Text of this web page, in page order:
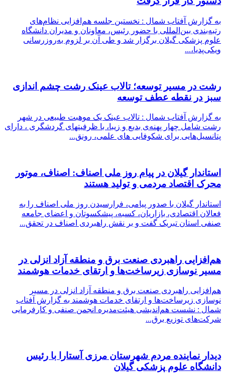
به گزارش آفتاب شمال : نخستین جلسه هم‌افزایی نظام‌های
رتبه‌بندی بین‌المللی با حضور رئیس، معاونان و مدیران دانشگاه
علوم پزشکی گیلان برگزار شد و طی آن بر لزوم به‌روزرسانی
ویکی‌پدیا،...
رشت در مسیر توسعه؛ تالاب عینک رشت چشم اندازی
سبز در نقطه عطف توسعه
به گزارش آفتاب شمال : تالاب عینک یک موهبت طبیعی در شهر
رشت شامل چهار پهنه‌ی بدیع و زیبا، با ظرفیتهای گردشگری ، دارای
پتانسیل‌هایی برای شکوفایی های علمی، رونق...
استاندار گیلان در پیام روز ملی اصناف: اصناف، موتور
محرک اقتصاد مردمی و تولید هستند
استاندار گیلان با صدور پیامی، فرارسیدن روز ملی اصناف را به
فعالان اقتصادی، بازاریان، کسبه، پیشکسوتان و اعضای جامعه
صنفی استان تبریک گفت و بر نقش راهبردی اصناف در تحقق...
هم‌افزایی راهبردی صنعت برق و منطقه آزاد انزلی در
مسیر نوسازی زیرساخت‌ها و ارتقای خدمات هوشمند
هم‌افزایی راهبردی صنعت برق و منطقه آزاد انزلی در مسیر
نوسازی زیرساخت‌ها و ارتقای خدمات هوشمند به گزارش آفتاب
شمال : نشست هم‌اندیشی هیئت‌مدیره انجمن صنفی و کارفرمایی
شرکت‌های توزیع برق...
دیدار نماینده مردم شهرستان مرزی آستارا با رئیس
دانشگاه علوم پزشکی گیلان